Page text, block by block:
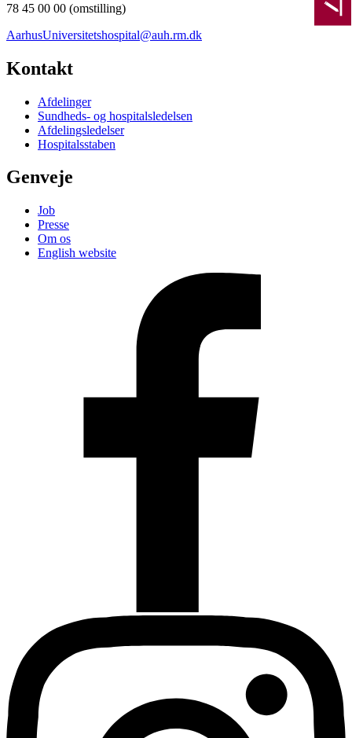
78 45 00 00 (omstilling)
AarhusUniversitetshospital@auh.rm.dk
Kontakt
Afdelinger
Sundheds- og hospitalsledelsen
Afdelingsledelser
Hospitalsstaben
Genveje
Job
Presse
Om os
English website